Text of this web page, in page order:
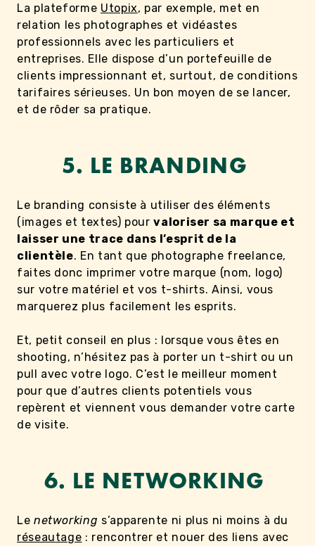
La plateforme Utopix, par exemple, met en
relation les photographes et vidéastes
professionnels avec les particuliers et
entreprises. Elle dispose d’un portefeuille de
clients impressionnant et, surtout, de conditions
tarifaires sérieuses. Un bon moyen de se lancer,
et de rôder sa pratique.
5. LE BRANDING
Le branding consiste à utiliser des éléments
(images et textes) pourvaloriser sa marque et
laisser une trace dans l’esprit de la
clientèle. En tant que photographe freelance,
faites donc imprimer votre marque (nom, logo)
sur votre matériel et vos t-shirts. Ainsi, vous
marquerez plus facilement les esprits.
Et, petit conseil en plus : lorsque vous êtes en
shooting, n’hésitez pas à porter un t-shirt ou un
pull avec votre logo. C’est le meilleur moment
pour que d’autres clients potentiels vous
repèrent et viennent vous demander votre carte
de visite.
6. LE NETWORKING
Le networking s’apparente ni plus ni moins à du
réseautage : rencontrer et nouer des liens avec